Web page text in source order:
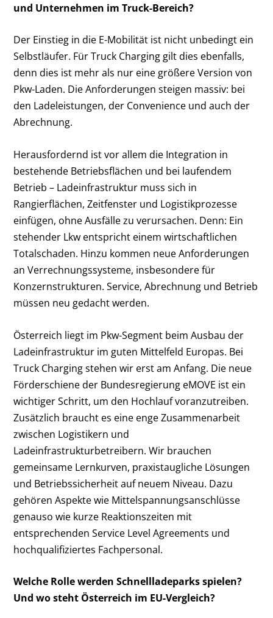
und Unternehmen im Truck-Bereich?
Der Einstieg in die E-Mobilität ist nicht unbedingt ein
Selbstläufer. Für Truck Charging gilt dies ebenfalls,
denn dies ist mehr als nur eine größere Version von
Pkw-Laden. Die Anforderungen steigen massiv: bei
den Ladeleistungen, der Convenience und auch der
Abrechnung.
Herausfordernd ist vor allem die Integration in
bestehende Betriebsflächen und bei laufendem
Betrieb – Ladeinfrastruktur muss sich in
Rangierflächen, Zeitfenster und Logistikprozesse
einfügen, ohne Ausfälle zu verursachen. Denn: Ein
stehender Lkw entspricht einem wirtschaftlichen
Totalschaden. Hinzu kommen neue Anforderungen
an Verrechnungssysteme, insbesondere für
Konzernstrukturen. Service, Abrechnung und Betrieb
müssen neu gedacht werden.
Österreich liegt im Pkw-Segment beim Ausbau der
Ladeinfrastruktur im guten Mittelfeld Europas. Bei
Truck Charging stehen wir erst am Anfang. Die neue
Förderschiene der Bundesregierung eMOVE ist ein
wichtiger Schritt, um den Hochlauf voranzutreiben.
Zusätzlich braucht es eine enge Zusammenarbeit
zwischen Logistikern und
Ladeinfrastrukturbetreibern. Wir brauchen
gemeinsame Lernkurven, praxistaugliche Lösungen
und Betriebssicherheit auf neuem Niveau. Dazu
gehören Aspekte wie Mittelspannungsanschlüsse
genauso wie kurze Reaktionszeiten mit
entsprechenden Service Level Agreements und
hochqualifiziertes Fachpersonal.
Welche Rolle werden Schnellladeparks spielen?
Und wo steht Österreich im EU-Vergleich?